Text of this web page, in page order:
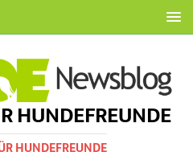
HUNDEFREUNDE
HUNDEFREUNDE